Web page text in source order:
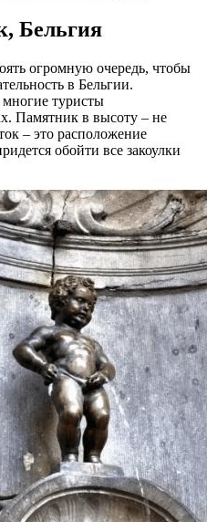
Бельгия
огромную очередь, чтобы
в Бельгии.
туристы
Памятник в высоту – не
– это расположение
обойти все закоулки